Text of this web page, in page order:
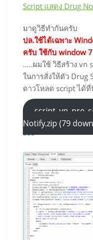
Script แสดง Drug
มาดูวิธีทำกันครับ
ปล.ใช้ได้เฉพาะ
ครับ ใช้กับ window
…..ผมใช้ วิธีสร้าง vn
ในการสั่งให้ตัว Drug
ดาวโหลด script ได้
Notify.zip (79
***